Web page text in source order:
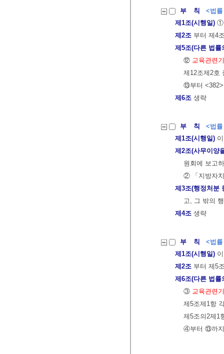
부 칙
<법
제1조(시행일) ①
제2조 부터 제4
제5조(다른 법률
⑫ 교육관련
제12조제2호
⑬부터 <382>
제6조 생략
부 칙
<법
제1조(시행일)
제2조(사무이양
원회에 보고
② 「지방자치
제3조(행정처분
고, 그 밖의
제4조 생략
부 칙
<법
제1조(시행일)
제2조 부터 제5
제6조(다른 법률
③ 교육관련
제5조제1항
제5조의2제1
④부터 ⑬까